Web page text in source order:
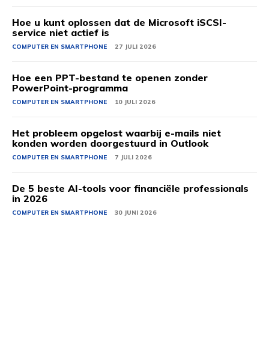
Hoe u kunt oplossen dat de Microsoft iSCSI-
service niet actief is
COMPUTER EN SMARTPHONE 27 JULI 2026
Hoe een PPT-bestand te openen zonder
PowerPoint-programma
COMPUTER EN SMARTPHONE 10 JULI 2026
Het probleem opgelost waarbij e-mails niet
konden worden doorgestuurd in Outlook
COMPUTER EN SMARTPHONE 7 JULI 2026
De 5 beste AI-tools voor financiële professionals
in 2026
COMPUTER EN SMARTPHONE 30 JUNI 2026